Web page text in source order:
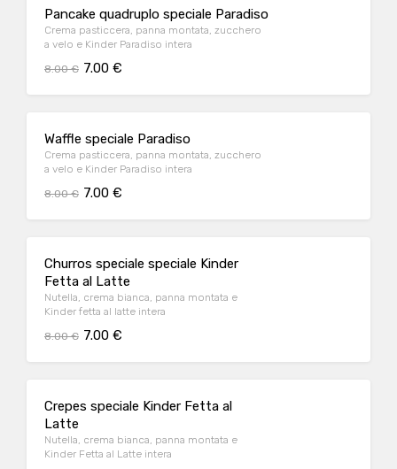
Pancake quadruplo speciale Paradiso
Crema pasticcera, panna montata, zucchero
a velo e Kinder Paradiso intera
8.00 € 7.00 €
Waffle speciale Paradiso
Crema pasticcera, panna montata, zucchero
a velo e Kinder Paradiso intera
8.00 € 7.00 €
Churros speciale speciale Kinder
Fetta al Latte
Nutella, crema bianca, panna montata e
Kinder fetta al latte intera
8.00 € 7.00 €
Crepes speciale Kinder Fetta al
Latte
Nutella, crema bianca, panna montata e
Kinder Fetta al Latte intera